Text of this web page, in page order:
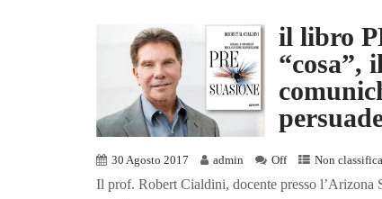
il libro
“cosa”,
30 Agosto 2017 admin Off Non
Il prof. Robert Cialdini, docente presso